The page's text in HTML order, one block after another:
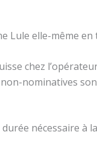
Lule elle-même
chez
nominatives
nécessaire